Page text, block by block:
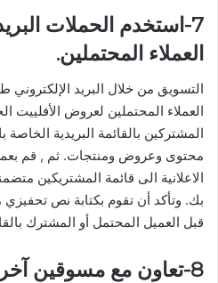
7-استخدم الحملات
العملاء المحتملين.
التسويق من خلال البريد
العملاء المحتملين لعروض الأفلييت
المشتركين بالقائمة البريدية
محتوى وعروض ومنتجات. ثم , قم
الاعلانية الى قائمة المشتريكين
بك. وتأكد أن تقوم بكتابة نص
قبل العميل المحتمل أو المشترك
8-تعاون مع مسوقين آخرين.